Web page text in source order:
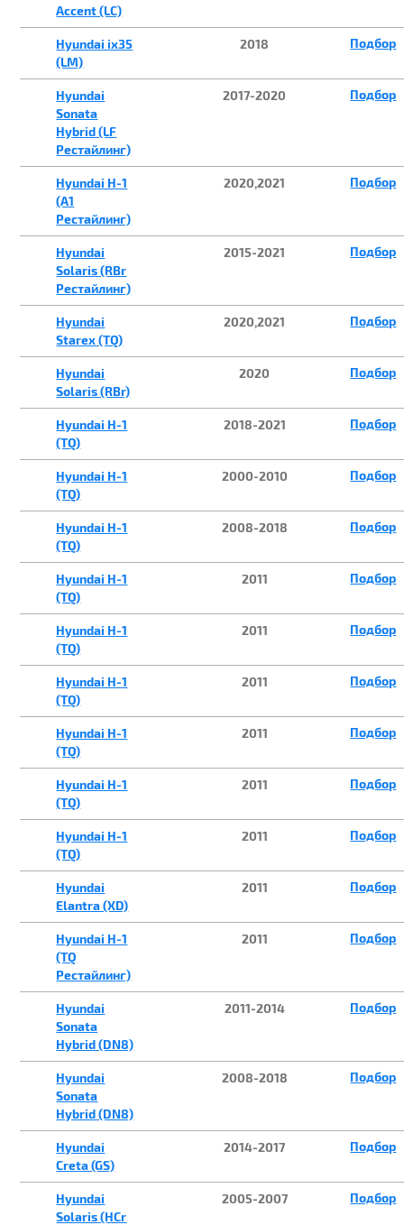
Accent (LC)
Hyundai ix35
(LM)
2018 Подбор
Hyundai
Sonata
Hybrid (LF
Рестайлинг)
2017-2020 Подбор
Hyundai H-1
(A1
Рестайлинг)
2020,2021 Подбор
Hyundai
Solaris (RBr
Рестайлинг)
2015-2021 Подбор
Hyundai
Starex (TQ)
2020,2021 Подбор
Hyundai
Solaris (RBr)
2020 Подбор
Hyundai H-1
(TQ)
2018-2021 Подбор
Hyundai H-1
(TQ)
2000-2010 Подбор
Hyundai H-1
(TQ)
2008-2018 Подбор
Hyundai H-1
(TQ)
2011 Подбор
Hyundai H-1
(TQ)
2011 Подбор
Hyundai H-1
(TQ)
2011 Подбор
Hyundai H-1
(TQ)
2011 Подбор
Hyundai H-1
(TQ)
2011 Подбор
Hyundai H-1
(TQ)
2011 Подбор
Hyundai
Elantra (XD)
2011 Подбор
Hyundai H-1
(TQ
Рестайлинг)
2011 Подбор
Hyundai
Sonata
Hybrid (DN8)
2011-2014 Подбор
Hyundai
Sonata
Hybrid (DN8)
2008-2018 Подбор
Hyundai
Creta (GS)
2014-2017 Подбор
Hyundai
Solaris (HCr
2005-2007 Подбор